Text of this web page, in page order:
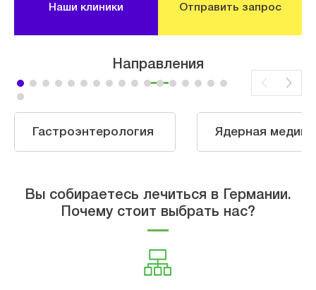
Наши клиники Отправить запрос
Направления
Гастроэнтерология Ядерная
Вы собираетесь лечиться в Германии.
Почему стоит выбрать нас?